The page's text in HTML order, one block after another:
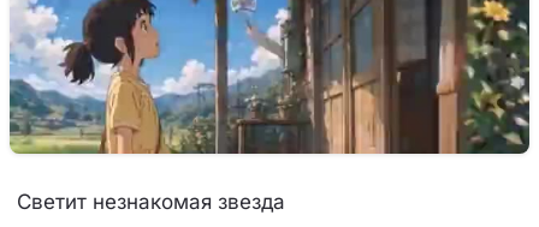
Светит незнакомая звезда